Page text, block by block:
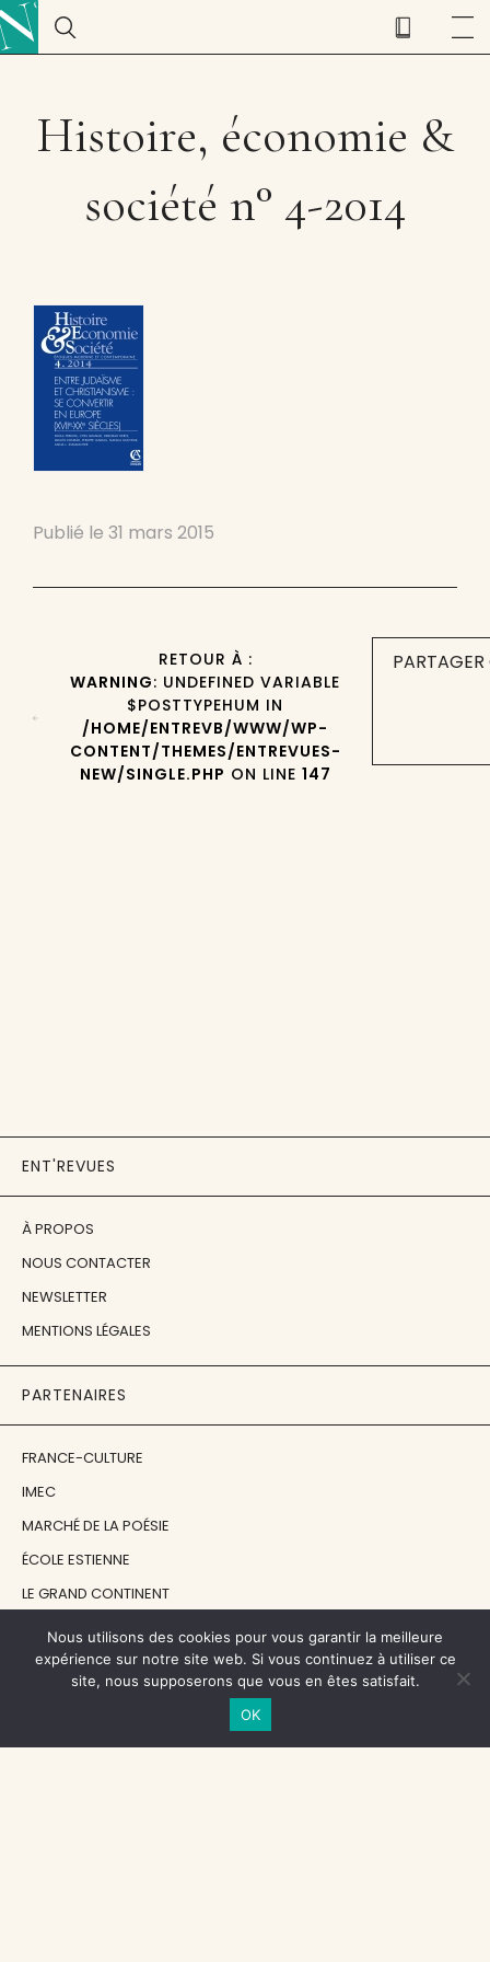
Histoire, économie &
société n° 4-2014
Publié le 31 mars 2015
RETOUR À :
WARNING: UNDEFINED VARIABLE
$POSTTYPEHUM IN
/HOME/ENTREVB/WWW/WP-
CONTENT/THEMES/ENTREVUES-
NEW/SINGLE.PHP ON LINE 147
ENT'REVUES
À PROPOS
NOUS CONTACTER
NEWSLETTER
MENTIONS LÉGALES
PARTENAIRES
FRANCE-CULTURE
IMEC
MARCHÉ DE LA POÉSIE
ÉCOLE ESTIENNE
LE GRAND CONTINENT
DIACRITIK
EN ATTENDANT NADEAU
Nous utilisons des cookies pour vous garantir la meilleure
expérience sur notre site web. Si vous continuez à utiliser ce
site, nous supposerons que vous en êtes satisfait.
OK